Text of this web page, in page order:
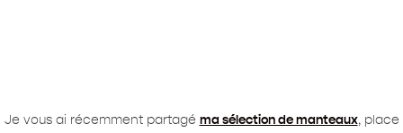
Je vous ai récemment partagé ma sélection de manteaux, place